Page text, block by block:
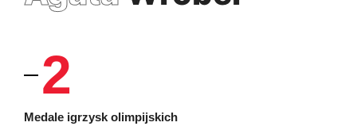
2
Medale igrzysk olimpijskich